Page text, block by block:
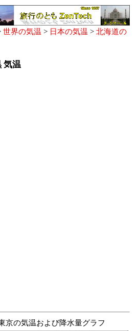
世界の気温 > 日本の気温 > 北海道の
気温
京の気温および降水量グラフ